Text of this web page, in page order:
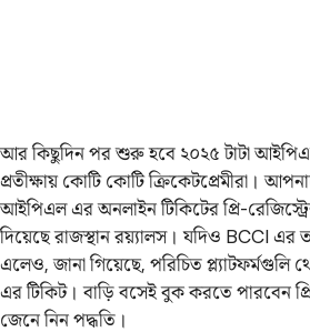
আর কিছুদিন পর শুরু হবে ২০২৫ টাটা
প্রতীক্ষায় কোটি কোটি ক্রিকেটপ্রেমীরা।
আইপিএল এর অনলাইন টিকিটের প্রি-
দিয়েছে রাজস্থান রয়্যালস। যদিও BCCI এর
এলেও, জানা গিয়েছে, পরিচিত
এর টিকিট। বাড়ি বসেই বুক করতে পারবেন
জেনে নিন পদ্ধতি।